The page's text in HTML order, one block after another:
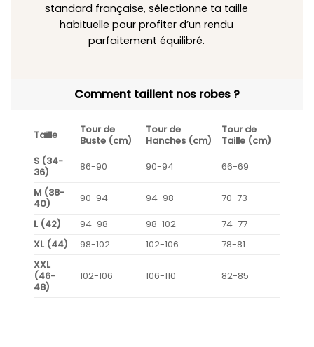
standard française, sélectionne ta taille
habituelle pour profiter d’un rendu
parfaitement équilibré.
Comment taillent nos robes ?
Taille
Tour de
Buste (cm)
Tour de
Hanches (cm)
Tour de
Taille (cm)
S (34-
36)
86-90 90-94
66-69
M (38-
40)
90-94 94-98
70-73
L (42)
94-98 98-102
74-77
XL (44)
98-102 102-106
78-81
XXL
(46-
48)
102-106 106-110 82-85